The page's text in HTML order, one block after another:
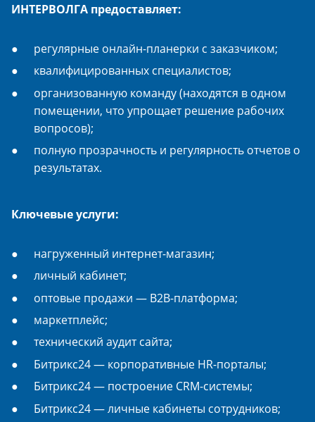
ИНТЕРВОЛГА предоставляет:
регулярные онлайн-планерки с заказчиком;
квалифицированных специалистов;
организованную команду (находятся в одном
помещении, что упрощает решение рабочих
вопросов);
полную прозрачность и регулярность отчетов о
результатах.
Ключевые услуги:
нагруженный интернет-магазин;
личный кабинет;
оптовые продажи — B2B-платформа;
маркетплейс;
технический аудит сайта;
Битрикс24 — корпоративные HR-порталы;
Битрикс24 — построение CRM-системы;
Битрикс24 — личные кабинеты сотрудников;